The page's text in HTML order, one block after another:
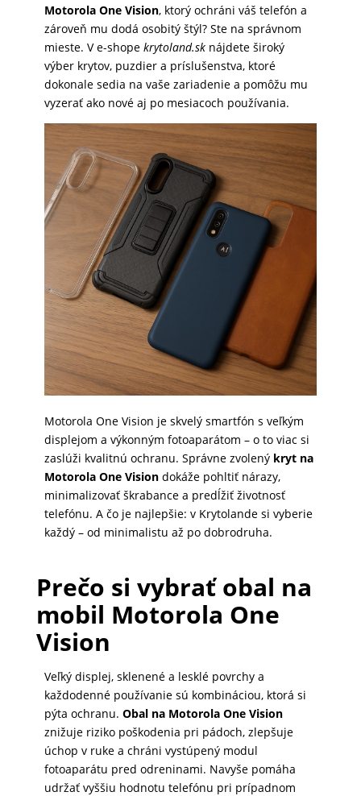
TVRDENÉ
PRODUKTY
PRÍSLUŠENSTVO
PRÍSLUŠENSTVO
TABLETY
DOMÁCNOSŤ
Motorola One Vision, ktorý ochráni váš telefón a
zároveň mu dodá osobitý štýl? Ste na správnom
mieste. V e-shope krytoland.sknájdete široký
výber krytov, puzdier a príslušenstva, ktoré
dokonale sedia na vaše zariadenie a pomôžu mu
vyzerať ako nové aj po mesiacoch používania.
Motorola One Vision je skvelý smartfón s veľkým
displejom a výkonným fotoaparátom – o to viac si
zaslúži kvalitnú ochranu. Správne zvolený kryt na
Motorola One Visiondokáže pohltiť nárazy,
minimalizovať škrabance a predĺžiť životnosť
telefónu. A čo je najlepšie: v Krytolande si vyberie
každý – od minimalistu až po dobrodruha.
Prečo si vybrať obal na
mobil Motorola One
Vision
Veľký displej, sklenené a lesklé povrchy a
každodenné používanie sú kombináciou, ktorá si
pýta ochranu. Obal na Motorola One Vision
znižuje riziko poškodenia pri pádoch, zlepšuje
úchop v ruke a chráni vystúpený modul
fotoaparátu pred odreninami. Navyše pomáha
udržať vyššiu hodnotu telefónu pri prípadnom